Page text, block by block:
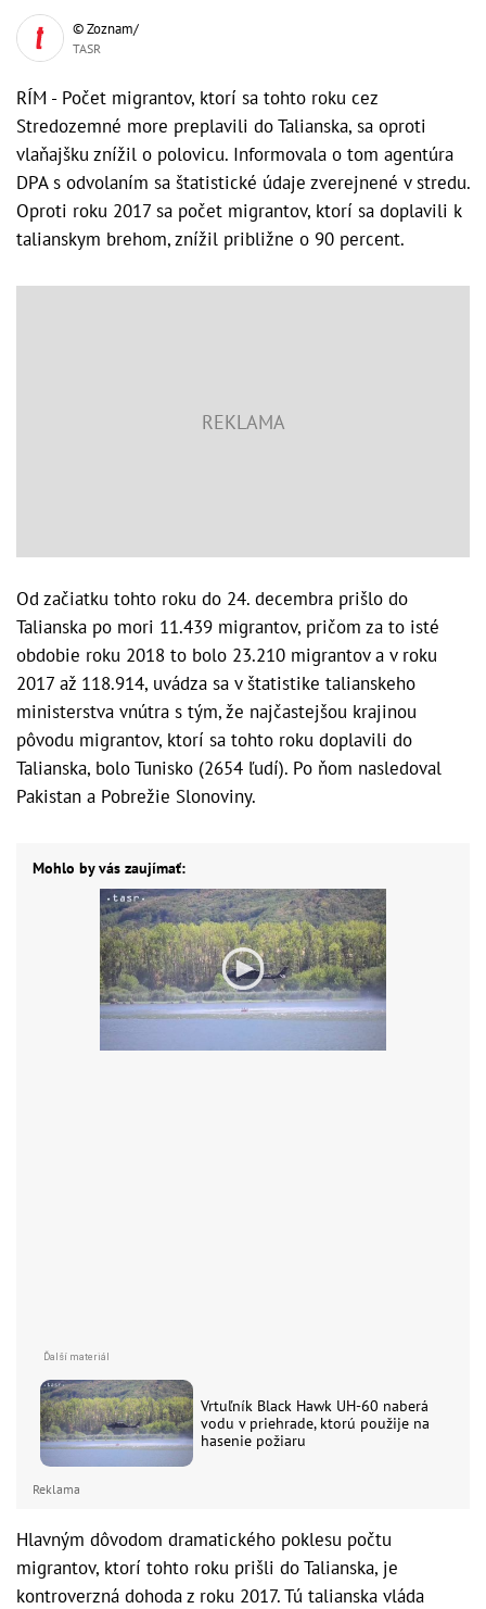
© Zoznam/
TASR
RÍM - Počet migrantov, ktorí sa tohto roku cez
Stredozemné more preplavili do Talianska, sa oproti
vlaňajšku znížil o polovicu. Informovala o tom agentúra
DPA s odvolaním sa štatistické údaje zverejnené v stredu.
Oproti roku 2017 sa počet migrantov, ktorí sa doplavili k
talianskym brehom, znížil približne o 90 percent.
Od začiatku tohto roku do 24. decembra prišlo do
Talianska po mori 11.439 migrantov, pričom za to isté
obdobie roku 2018 to bolo 23.210 migrantov a v roku
2017 až 118.914, uvádza sa v štatistike talianskeho
ministerstva vnútra s tým, že najčastejšou krajinou
pôvodu migrantov, ktorí sa tohto roku doplavili do
Talianska, bolo Tunisko (2654 ľudí). Po ňom nasledoval
Pakistan a Pobrežie Slonoviny.
Mohlo by vás zaujímať:
Vrtuľník Black Hawk UH-60 naberá
vodu v priehrade, ktorú použije na
hasenie požiaru
Reklama
Hlavným dôvodom dramatického poklesu počtu
migrantov, ktorí tohto roku prišli do Talianska, je
kontroverzná dohoda z roku 2017. Tú talianska vláda